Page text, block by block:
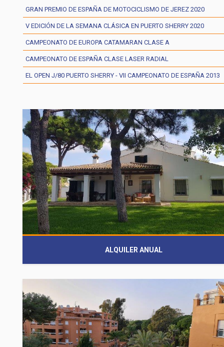
GRAN PREMIO DE ESPAÑA DE MOTOCICLISMO DE JEREZ 2020
V EDICIÓN DE LA SEMANA CLÁSICA EN PUERTO SHERRY 2020
CAMPEONATO DE EUROPA CATAMARAN CLASE A
CAMPEONATO DE ESPAÑA CLASE LASER RADIAL
EL OPEN J/80 PUERTO SHERRY - VII CAMPEONATO DE ESPAÑA 2013
ALQUILER ANUAL